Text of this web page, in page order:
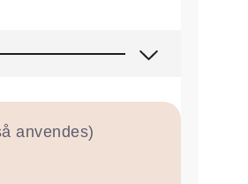
anvendes)